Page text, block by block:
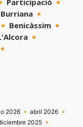
Burriana
Benicàssim
2026
abril 2026
2025